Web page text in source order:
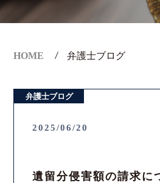
法人のお客様
HOME 弁護士ブログ
弁護士ブログ
2025/06/20
遺留分侵害額の請求に